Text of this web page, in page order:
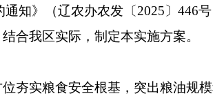
知》（辽农办农发〔2025〕446
合我区实际，制定本实施方案。
实粮食安全根基，突出粮油规